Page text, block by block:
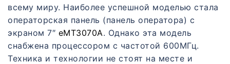
всему миру. Наиболее успешной моделью стала
операторская панель (панель оператора) с
экраном 7″ eMT3070A. Однако эта модель
снабжена процессором с частотой 600МГц.
Техника и технологии не стоят на месте и